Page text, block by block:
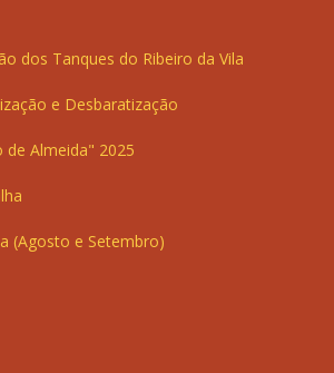
dos Tanques do Ribeiro da Vila
e Desbaratização
de Almeida" 2025
(Agosto e Setembro)